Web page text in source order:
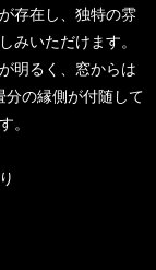
存在し、独特の雰
みいただけます。
明るく、窓からは
分の縁側が付随して
。